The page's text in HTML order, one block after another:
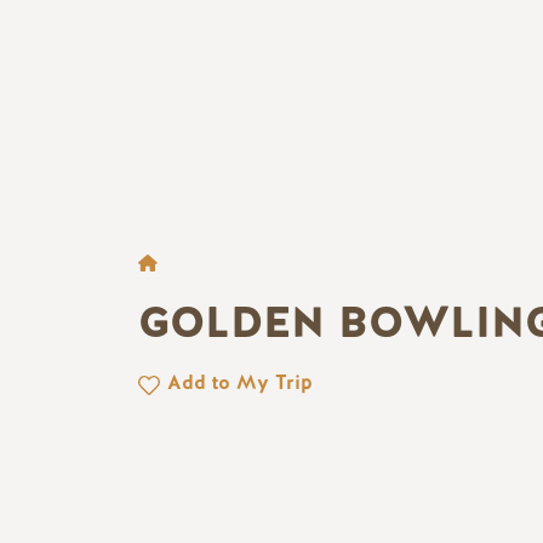
BROTKRÜMEL
GOLDEN
Add to My Trip